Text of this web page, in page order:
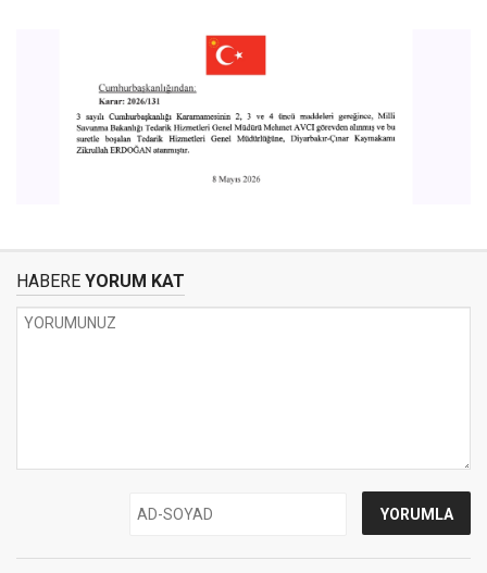
HABERE YORUM KAT